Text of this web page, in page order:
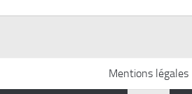
Mentions légales